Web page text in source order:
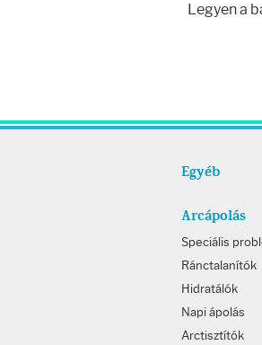
Legyen a
Egyéb
Arcápolás
Speciális
Ránctalanítók
Hidratálók
Napi ápolás
Arctisztítók